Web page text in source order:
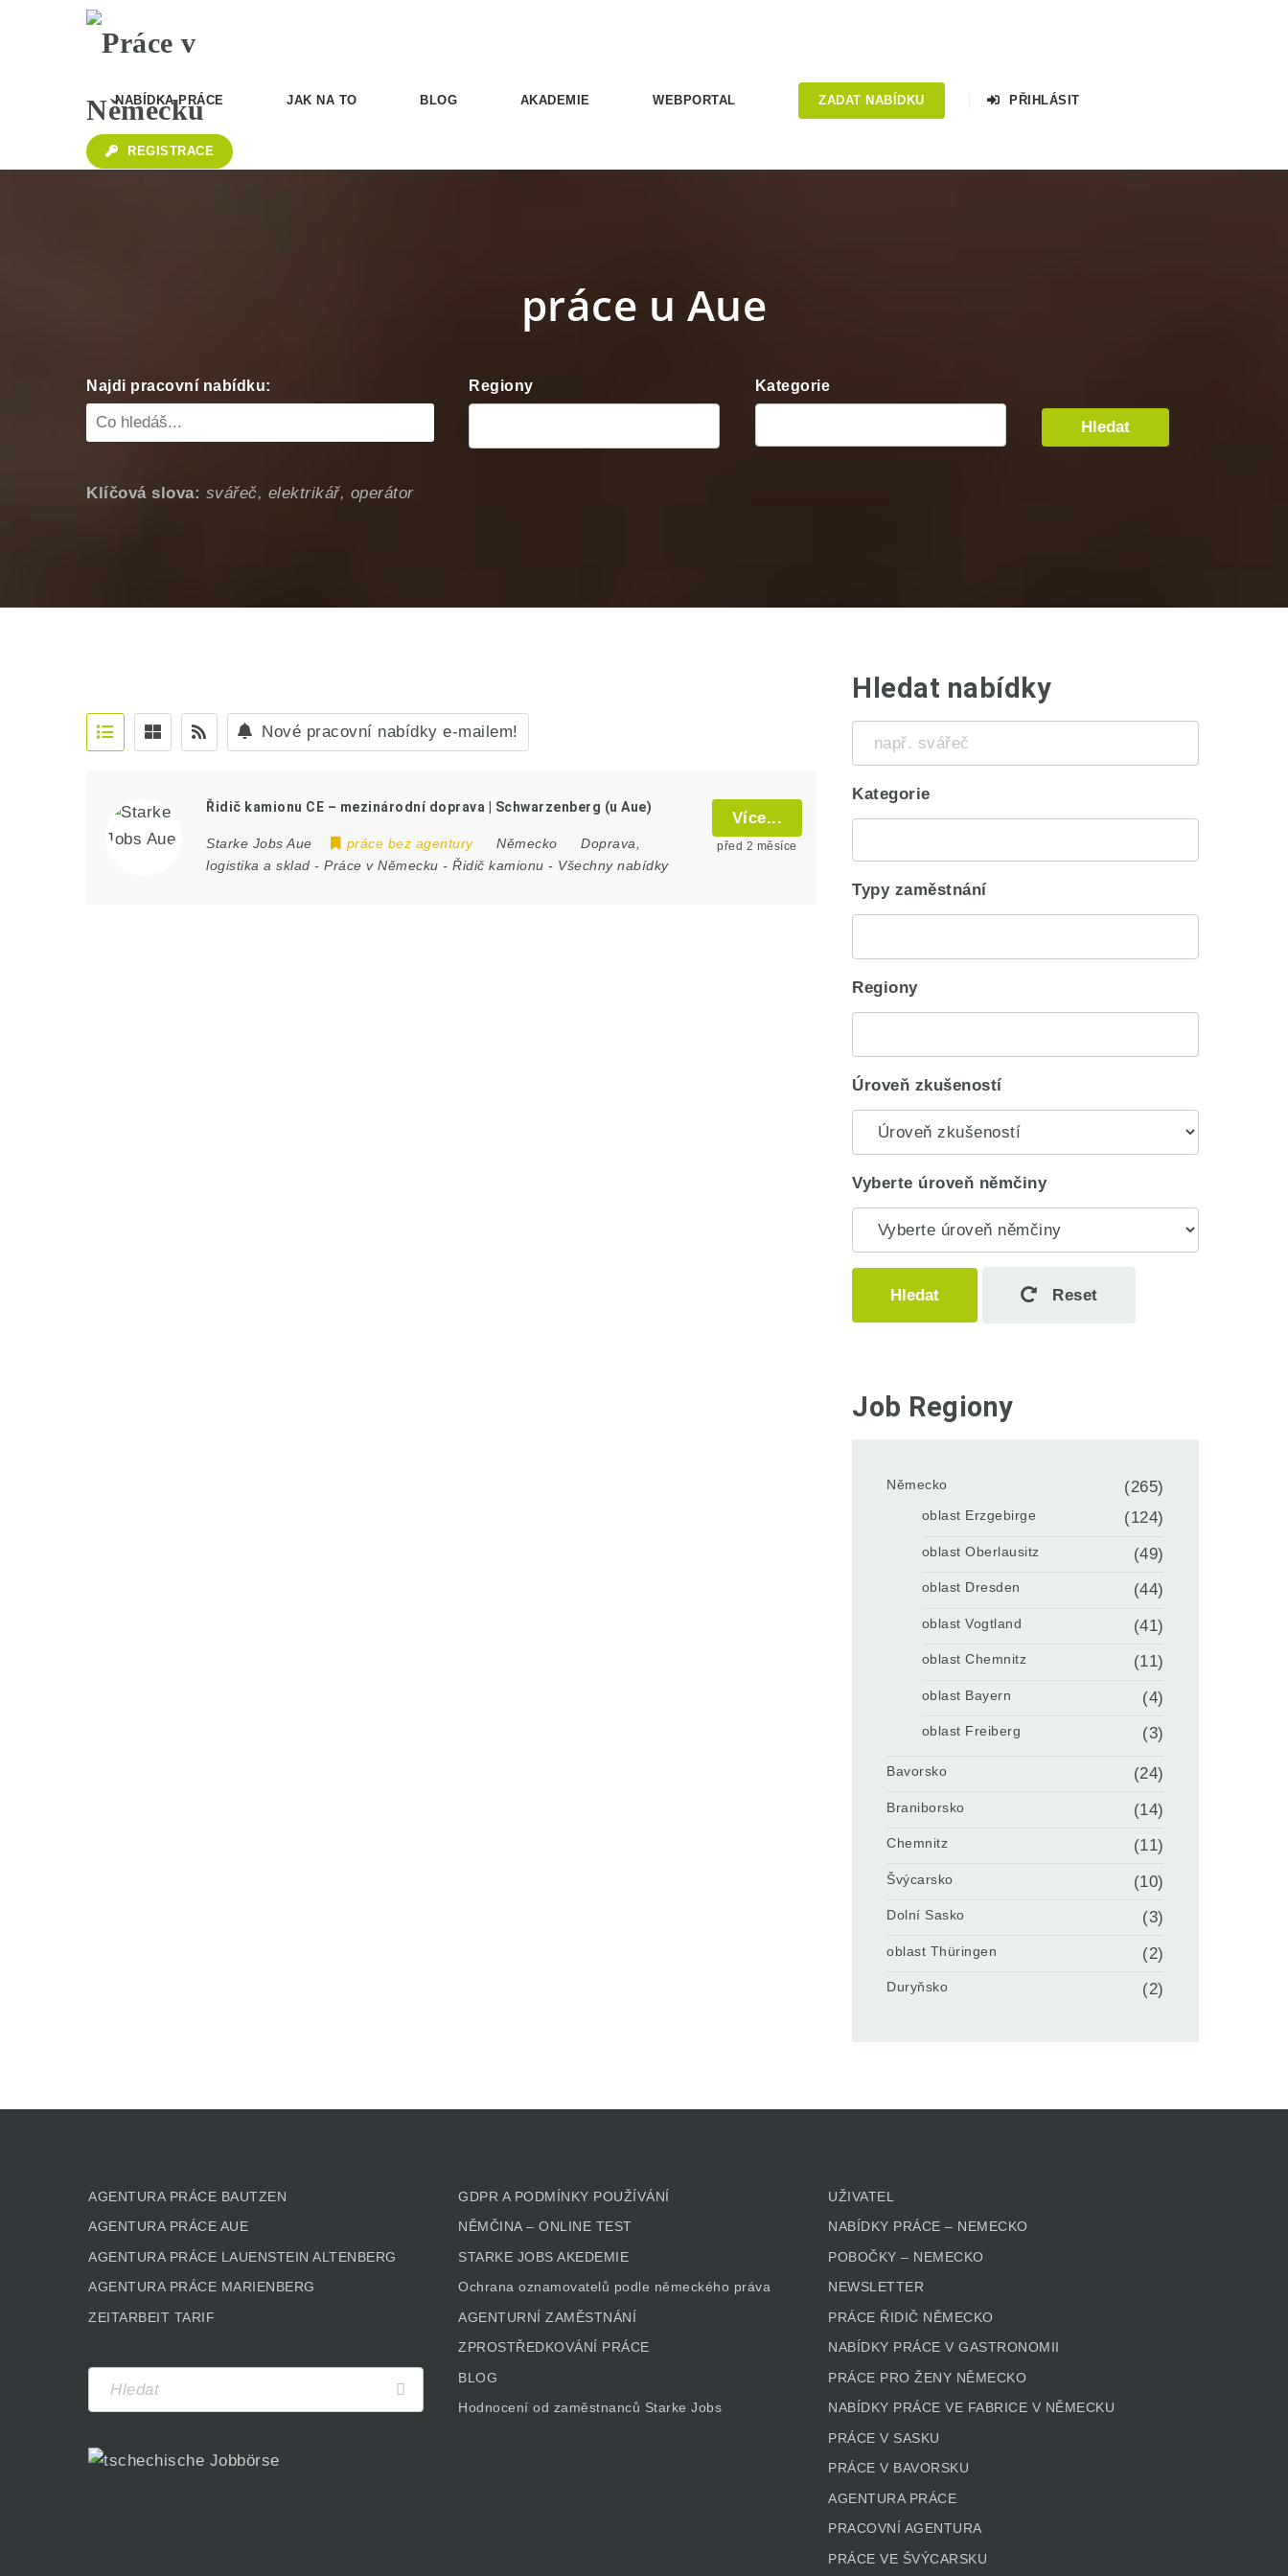
NABÍDKA PRÁCE JAK NA TO BLOG AKADEMIE WEBPORTAL ZADAT NABÍDKU PŘIHLÁSIT
REGISTRACE
práce u Aue
Najdi pracovní nabídku: Regiony Kategorie
Hledat
Klíčová slova: svářeč, elektrikář, operátor
Nové pracovní nabídky e-mailem!
Řidič kamionu CE – mezinárodní doprava | Schwarzenberg (u Aue)
Starke Jobs Aue práce bez agentury Německo
Doprava,
logistika a sklad -Práce v Německu -Řidič kamionu - Všechny nabídky
Více...
před 2 měsíce
Hledat nabídky
svářeč
Kategorie
Typy zaměstnání
Regiony
Úroveň zkušeností
Vyberte úroveň němčiny
Hledat Reset
Job Regiony
Německo (265)
oblast Erzgebirge (124)
oblast Oberlausitz (49)
oblast Dresden (44)
oblast Vogtland (41)
oblast Chemnitz (11)
oblast Bayern (4)
oblast Freiberg (3)
Bavorsko (24)
Braniborsko (14)
Chemnitz (11)
Švýcarsko (10)
Dolní Sasko (3)
oblast Thüringen (2)
Duryňsko (2)
AGENTURA PRÁCE BAUTZEN
AGENTURA PRÁCE AUE
AGENTURA PRÁCE LAUENSTEIN ALTENBERG
AGENTURA PRÁCE MARIENBERG
ZEITARBEIT TARIF
GDPR A PODMÍNKY POUŽÍVÁNÍ
NĚMČINA – ONLINE TEST
STARKE JOBS AKEDEMIE
Ochrana oznamovatelů podle německého práva
AGENTURNÍ ZAMĚSTNÁNÍ
ZPROSTŘEDKOVÁNÍ PRÁCE
BLOG
Hodnocení od zaměstnanců Starke Jobs
UŽIVATEL
NABÍDKY PRÁCE – NEMECKO
POBOČKY – NEMECKO
NEWSLETTER
PRÁCE ŘIDIČ NĚMECKO
NABÍDKY PRÁCE V GASTRONOMII
PRÁCE PRO ŽENY NĚMECKO
NABÍDKY PRÁCE VE FABRICE V NĚMECKU
PRÁCE V SASKU
PRÁCE V BAVORSKU
AGENTURA PRÁCE
PRACOVNÍ AGENTURA
PRÁCE VE ŠVÝCARSKU